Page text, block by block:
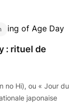
: rituel de
no Hi), ou « Jour du
japonaise